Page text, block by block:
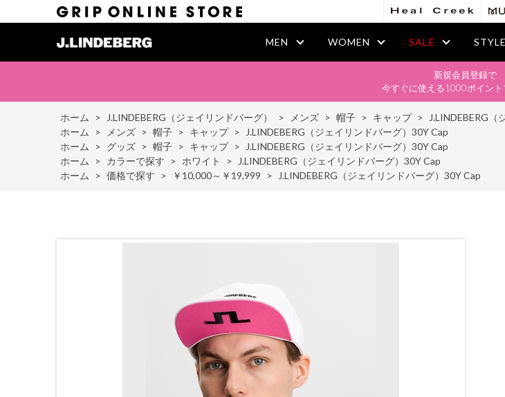
MEN WOMEN SALE
新規会員登録で
今すぐに使える1000ポイント
ホーム > J.LINDEBERG（ジェイリンドバーグ） > メンズ > 帽子 > キャップ >
J.LINDEBERG（
ホーム
> メンズ > 帽子 > キャップ >
J.LINDEBERG（ジェイリンドバーグ）30Y Cap
ホーム
> グッズ > 帽子 > キャップ >
J.LINDEBERG（ジェイリンドバーグ）30Y Cap
ホーム
> カラーで探す > ホワイト >
J.LINDEBERG（ジェイリンドバーグ）30Y Cap
ホーム
> 価格で探す > ￥10,000～￥19,999 > J.LINDEBERG（ジェイリンドバーグ）30Y Cap